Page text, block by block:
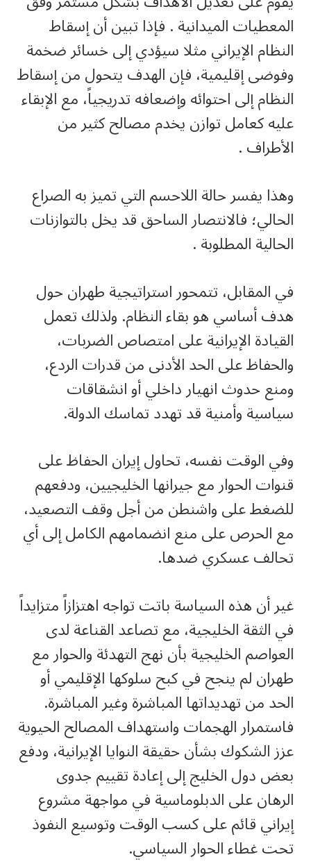
المعطيات الميدانية . فإذا تبين أن إسقاط
النظام الإيراني مثلا سيؤدي إلى خسائر ضخمة
وفوضى إقليمية، فإن الهدف يتحول من إسقاط
النظام إلى احتوائه وإضعافه تدريجياً، مع الإبقاء
عليه كعامل توازن يخدم مصالح كثير من
الأطراف .
وهذا يفسر حالة اللاحسم التي تميز به الصراع
الحالي؛ فالانتصار الساحق قد يخل بالتوازنات
الحالية المطلوبة .
في المقابل، تتمحور استراتيجية طهران حول
هدف أساسي هو بقاء النظام. ولذلك تعمل
القيادة الإيرانية على امتصاص الضربات،
والحفاظ على الحد الأدنى من قدرات الردع،
ومنع حدوث انهيار داخلي أو انشقاقات
سياسية وأمنية قد تهدد تماسك الدولة.
وفي الوقت نفسه، تحاول إيران الحفاظ على
قنوات الحوار مع جيرانها الخليجيين، ودفعهم
للضغط على واشنطن من أجل وقف التصعيد،
مع الحرص على منع انضمامهم الكامل إلى أي
تحالف عسكري ضدها.
غير أن هذه السياسة باتت تواجه اهتزازاً متزايداً
في الثقة الخليجية، مع تصاعد القناعة لدى
العواصم الخليجية بأن نهج التهدئة والحوار مع
طهران لم ينجح في كبح سلوكها الإقليمي أو
الحد من تهديداتها المباشرة وغير المباشرة.
فاستمرار الهجمات واستهداف المصالح الحيوية
عزز الشكوك بشأن حقيقة النوايا الإيرانية، ودفع
بعض دول الخليج إلى إعادة تقييم جدوى
الرهان على الدبلوماسية في مواجهة مشروع
إيراني قائم على كسب الوقت وتوسيع النفوذ
تحت غطاء الحوار السياسي.